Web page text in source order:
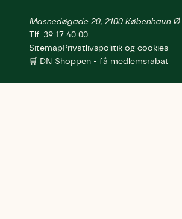
Masnedøgade 20, 2100 København Ø.
Tlf. 39 17 40 00
SitemapPrivatlivspolitik og cookies
🛒 DN Shoppen - få medlemsrabat